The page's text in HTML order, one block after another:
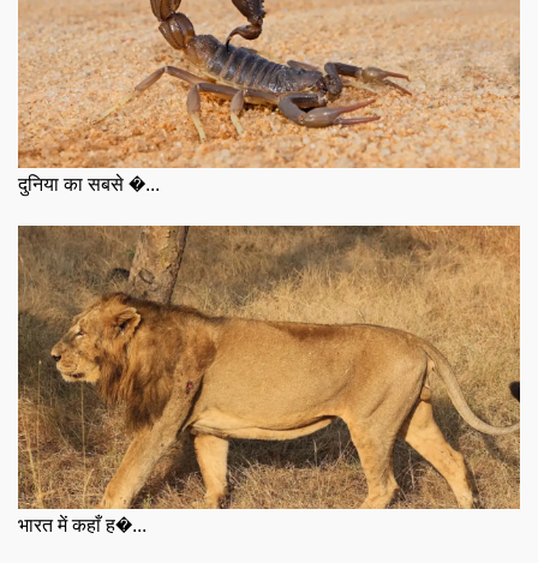
दुनिया का सबसे �...
भारत में कहाँ ह�...